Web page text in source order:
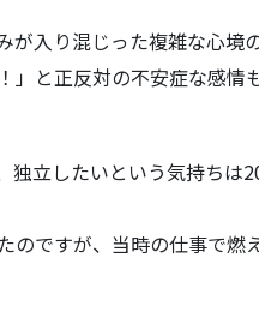
入り混じった複雑な心境
と正反対の不安症な感情
立したいという気持ちは
ですが、当時の仕事で燃